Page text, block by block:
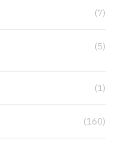
(7)
(5)
(1)
(160)